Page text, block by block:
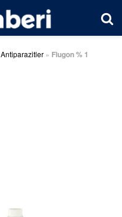
Antiparazitler » Flugon % 1